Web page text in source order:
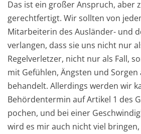
Das ist ein großer Anspruch, aber
gerechtfertigt. Wir sollten von
Mitarbeiterin des Ausländer- und
verlangen, dass sie uns nicht nur
Regelverletzer, nicht nur als Fall,
mit Gefühlen, Ängsten und
behandelt. Allerdings werden wir
Behördentermin auf Artikel 1 des
pochen, und bei einer
wird es mir auch nicht viel